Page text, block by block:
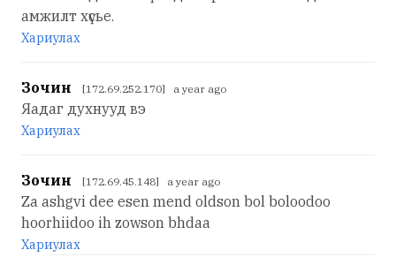
амжилт хүсье.
Хариулах
Зочин [172.69.252.170] a year ago
Яадаг духнууд вэ
Хариулах
Зочин [172.69.45.148] a year ago
Za ashgvi dee esen mend oldson bol boloodoo
hoorhiidoo ih zowson bhdaa
Хариулах